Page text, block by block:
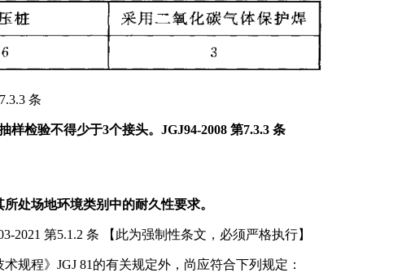
条
检验不得少于3个接头。JGJ94-2008 第7.3.3 条
处场地环境类别中的耐久性要求。
2021 第5.1.2 条 【此为强制性条文，必须严格执行】
规程》JGJ 81的有关规定外，尚应符合下列规定：